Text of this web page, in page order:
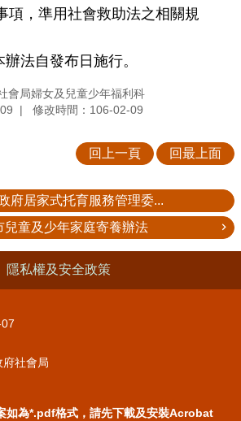
項，準用社會救助法之相關規
自發布日施行。
會局婦女及兒童少年福利科
修改時間：106-02-09
回上一頁 回最上面
府居家式托育服務管理委...
兒童及少年家庭寄養辦法
隱私權及安全政策
府社會局
如為*.pdf格式，請先下載及安裝Acrobat